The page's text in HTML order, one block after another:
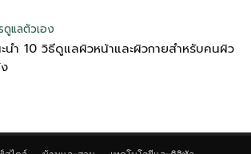
ดูแลตัวเอง
นำ 10 วิธีดูแลผิวหน้าและผิวกายสำหรับคนผิว